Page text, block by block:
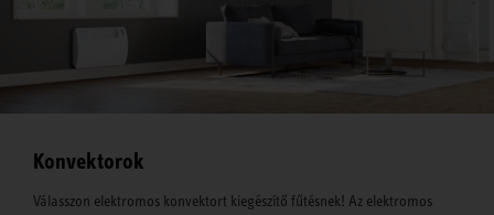
Konvektorok
Válasszon elektromos konvektort kiegészítő fűtésnek! Az elektromos